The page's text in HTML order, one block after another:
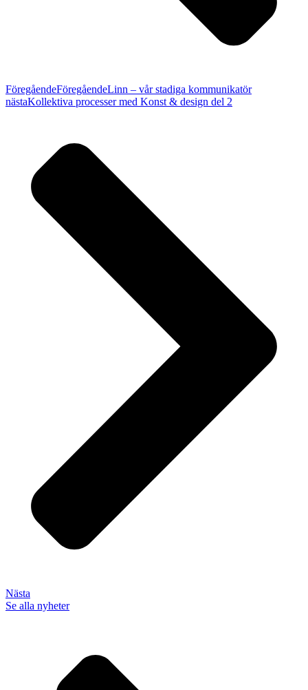
FöregåendeFöregåendeLinn – vår stadiga kommunikatör
nästaKollektiva processer med Konst & design del 2
Nästa
Se alla nyheter